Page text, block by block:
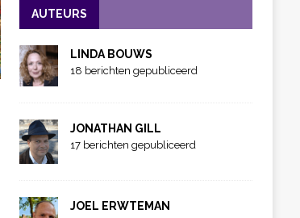
AUTEURS
LINDA BOUWS
18 berichten gepubliceerd
JONATHAN GILL
17 berichten gepubliceerd
JOEL ERWTEMAN